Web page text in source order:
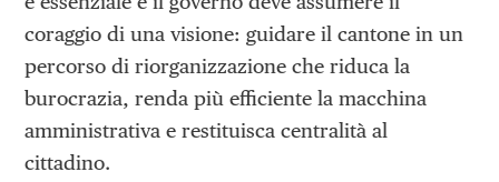
coraggio di una visione: guidare il cantone in un
percorso di riorganizzazione che riduca la
burocrazia, renda più efficiente la macchina
amministrativa e restituisca centralità al
cittadino.